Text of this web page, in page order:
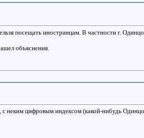
посещать иностранцам. В частности г.
объяснения.
неким цифровым индексом (какой-нибудь